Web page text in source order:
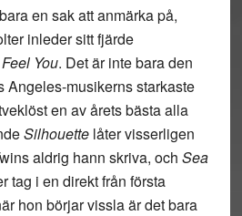
en sak att anmärka på,
inleder sitt fjärde
Feel You. Det är inte bara den
Angeles-musikerns starkaste
en av årets bästa alla
Silhouettelåter visserligen
aldrig hann skriva, och Sea
tag i en direkt från första
hon börjar vissla är det bara